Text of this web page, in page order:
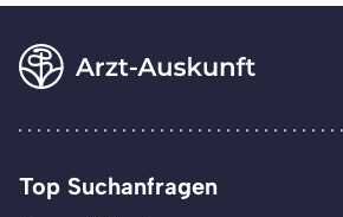
Top Suchanfragen